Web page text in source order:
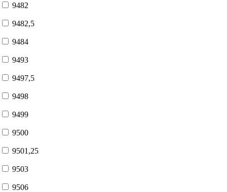
9482
9482,5
9484
9493
9497,5
9498
9499
9500
9501,25
9503
9506